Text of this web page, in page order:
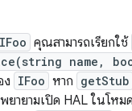
IFoo คุณสามารถเรียกใช้
name,
ง IFoo หาก getStub
ยายามเปิด HAL ในโห